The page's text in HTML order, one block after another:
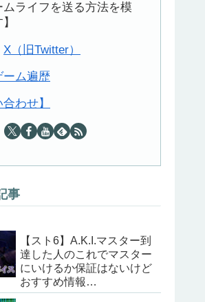
ムライフを送る方法を模
X（旧Twitter）
ーム遍歴
合わせ】
事
【スト6】A.K.I.マスター到
達した人のこれでマスター
にいけるか保証はないけど
おすすめ情報
（202405ver）